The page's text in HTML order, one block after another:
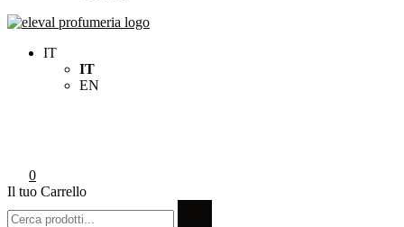
Eleval Profumeria
Profumeria Roma
IT
IT
EN
0
Il tuo Carrello